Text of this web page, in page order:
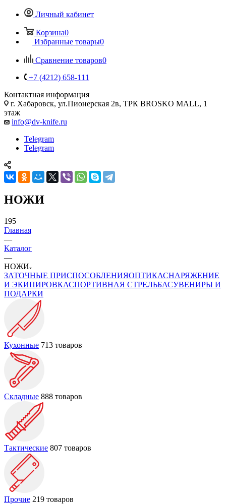
Личный кабинет
Корзина0
Избранные товары0
Сравнение товаров0
+7 (4212) 658-111
Контактная информация
г. Хабаровск, ул.Пионерская 2в, ТРК BROSKO MALL, 1
этаж
info@dv-knife.ru
Telegram
Telegram
НОЖИ
195
Главная
—
Каталог
—
НОЖИ
ЗАТОЧНЫЕ ПРИСПОСОБЛЕНИЯОПТИКАСНАРЯЖЕНИЕ
И ЭКИПИРОВКАСПОРТИВНАЯ СТРЕЛЬБАСУВЕНИРЫ И
ПОДАРКИ
Кухонные 713 товаров
Складные 888 товаров
Тактические 807 товаров
Прочие 219 товаров